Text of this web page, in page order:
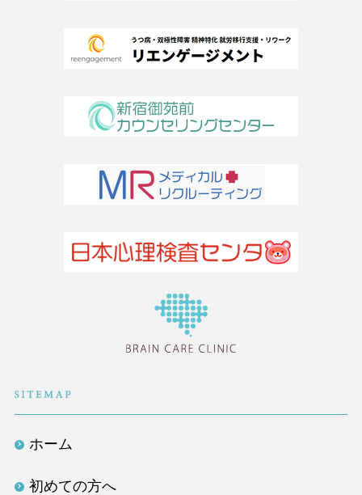
ホーム
初めての方へ